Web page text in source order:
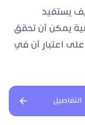
يستفيد
يمكن أن تحقق
على اعتبار أن في
التفاصيل